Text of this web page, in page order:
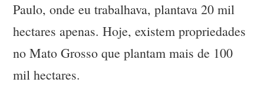
Paulo, onde eu trabalhava, plantava 20 mil
hectares apenas. Hoje, existem propriedades
no Mato Grosso que plantam mais de 100
mil hectares.